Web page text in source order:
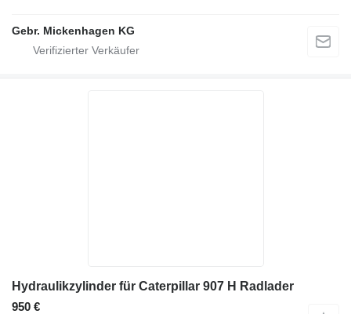
Gebr. Mickenhagen KG
Hydraulikzylinder für Caterpillar 907 H Radlader
950 €